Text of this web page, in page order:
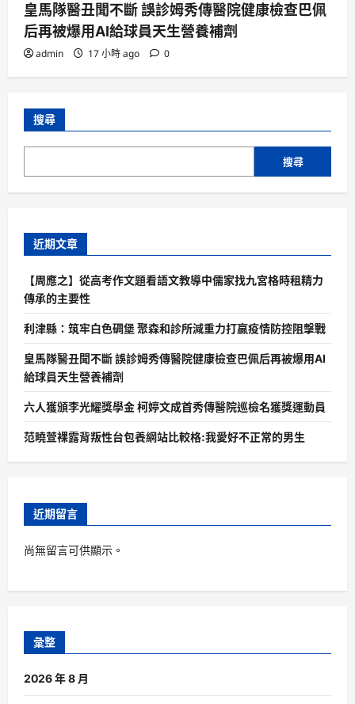
皇馬隊醫丑聞不斷 誤診姆秀傳醫院健康檢查巴佩
后再被爆用AI給球員天生營養補劑
admin 17 小時 ago 0
搜尋
搜尋
近期文章
【周應之】從高考作文題看語文教導中儒家找九宮格時租精力
傳承的主要性
利津縣：筑牢白色碉堡 聚森和診所減重力打贏疫情防控阻擊戰
皇馬隊醫丑聞不斷 誤診姆秀傳醫院健康檢查巴佩后再被爆用AI
給球員天生營養補劑
六人獲頒李光耀獎學金 柯婷文成首秀傳醫院巡檢名獲獎運動員
范曉萱裸露背叛性台包養網站比較格:我愛好不正常的男生
近期留言
尚無留言可供顯示。
彙整
2026 年 8 月